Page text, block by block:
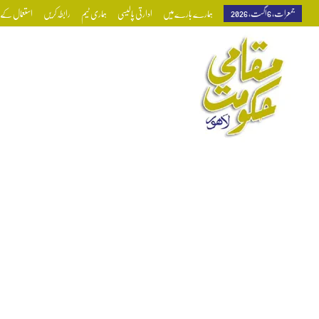
جمعرات, 6 اگست, 2026 ہمارے بارے میں ادارتی پالیسی ہماری ٹیم رابطہ کریں استعمال کے